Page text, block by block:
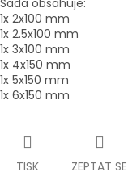
Sada obsahuje:
1x 2x100 mm
1x 2.5x100 mm
1x 3x100 mm
1x 4x150 mm
1x 5x150 mm
1x 6x150 mm
TISK ZEPTAT SE